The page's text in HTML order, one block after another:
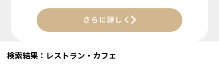
さらに詳しく
検索結果：レストラン・カフェ